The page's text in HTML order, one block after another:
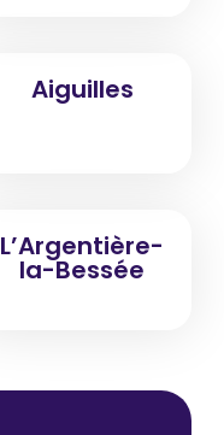
Aiguilles
L’Argentière-
la-Bessée